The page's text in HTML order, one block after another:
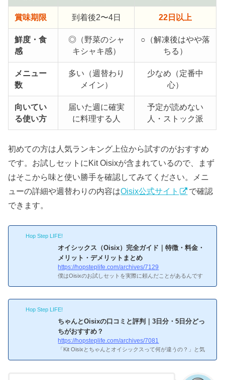
賞味期限 到着後2〜4日 22日以上
鮮度・食
感
◎（野菜のシャ
キシャキ感）
○（解凍後はやや落
ちる）
メニュー
数
多い（週替わり
メイン）
少なめ（定番中
心）
向いてい
る使い方
届いた週に確実
に料理する人
予定が読めない
人・ストック派
初めての方は人気ランキング上位から試すのがおすすめ
です。お試しセットにKit Oisixが含まれているので、まず
はそこから味と使い勝手を確認してみてください。メニ
ューの詳細や週替わりの内容はOisix公式サイト
で確認
できます。
Hop Step LIFE!
オイシックス（Oisix）完全ガイド｜特徴・料金・
メリット・デメリットまとめ
https://hopsteplife.com/archives/7129
僕はOisixのお試しセットを実際に頼んだことがあるんです
で主菜＋副菜が完成するという手軽さ。この記事では、オイ
シックスの特徴・料金・メリット・デメリットをざっくりま
とめつつ、もっと詳しく知りたい方向けに個別記事へのリン
クも載せています。オイシックスってよく聞くけど、ぶっち
ゃけどんなサービスなの？オイシックスとは｜サービスの概
要オイシッ...
Hop Step LIFE!
ちゃんとOisixの口コミと評判｜3日分・5日分どっ
ちがおすすめ？
https://hopsteplife.com/archives/7081
「Kit Oisixとちゃんとオイシックスって何が違うの？」と気
手、3日分と5日分の選び方をまとめました。ちゃんとOisixと